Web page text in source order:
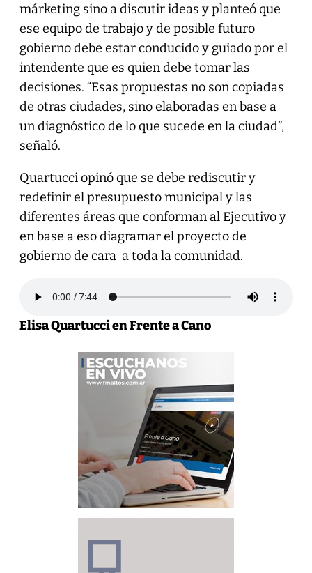
márketing sino a discutir ideas y planteó que
ese equipo de trabajo y de posible futuro
gobierno debe estar conducido y guiado por el
intendente que es quien debe tomar las
decisiones. “Esas propuestas no son copiadas
de otras ciudades, sino elaboradas en base a
un diagnóstico de lo que sucede en la ciudad”,
señaló.
Quartucci opinó que se debe rediscutir y
redefinir el presupuesto municipal y las
diferentes áreas que conforman al Ejecutivo y
en base a eso diagramar el proyecto de
gobierno de cara a toda la comunidad.
Elisa Quartucci en Frente a Cano